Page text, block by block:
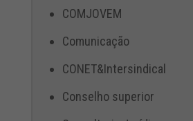
COMJOVEM
Comunicação
CONET&Intersindical
Conselho superior